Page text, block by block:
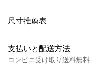
尺寸推薦表
支払いと配送方法
コンビニ受け取り送料無料